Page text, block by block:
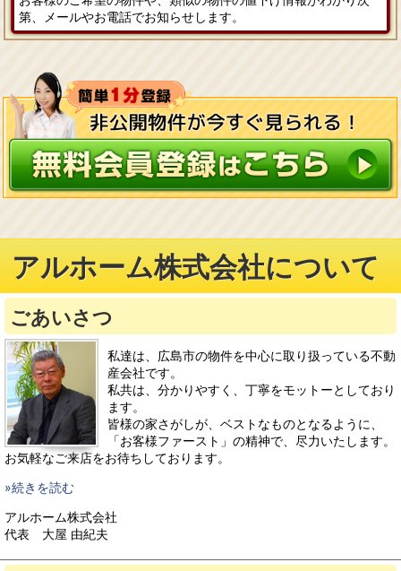
第、メールやお電話でお知らせします。
アルホーム株式会社について
ごあいさつ
私達は、広島市の物件を中心に取り扱っている不動
産会社です。
私共は、分かりやすく、丁寧をモットーとしており
ます。
皆様の家さがしが、ベストなものとなるように、
「お客様ファースト」の精神で、尽力いたします。
お気軽なご来店をお待ちしております。
»続きを読む
アルホーム株式会社
代表 大屋 由紀夫